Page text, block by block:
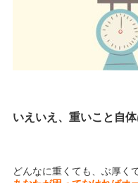
いえいえ、重いこと自
どんなに重くても、ぶ厚く